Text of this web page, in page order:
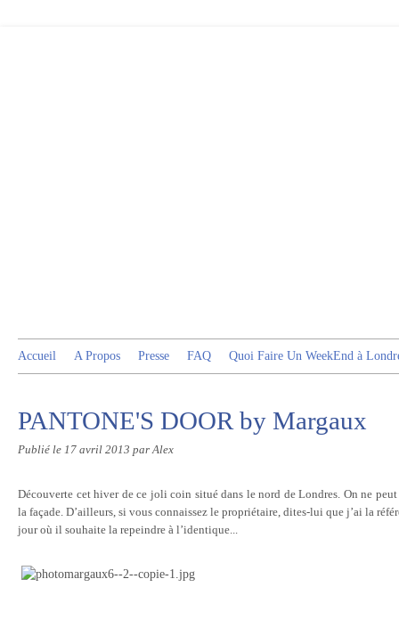
Accueil A Propos Presse FAQ Quoi Faire Un WeekEnd à
PANTONE'S DOOR by Margaux
Publié le 17 avril 2013 par Alex
Découverte cet hiver de ce joli coin situé dans le nord de Londres. On ne
la façade. D’ailleurs, si vous connaissez le propriétaire, dites-lui que j’ai la
jour où il souhaite la repeindre à l’identique...